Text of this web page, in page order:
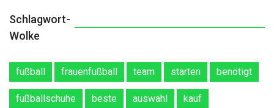
Schlagwort-
Wolke
fußball frauenfußball team starten benötigt
fußballschuhe beste auswahl kauf